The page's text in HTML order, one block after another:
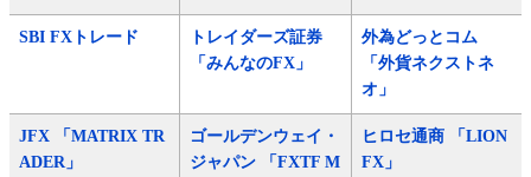
SBI FXトレード
トレイダーズ証券
「みんなのFX」
外為どっとコム
「外貨ネクストネ
オ」
JFX 「MATRIX TR
ADER」
ゴールデンウェイ・
ジャパン 「FXTF M
ヒロセ通商 「LION
FX」